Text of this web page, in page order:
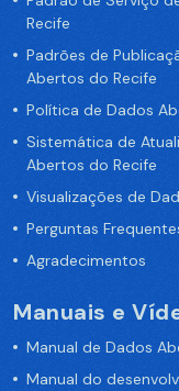
Recife
Padrões de
Abertos do Recife
Política de Dados
Sistemática de
Abertos do Recife
Visualizações de
Perguntas
Agradecimentos
Manuais e
Manual de Dados
Manual do